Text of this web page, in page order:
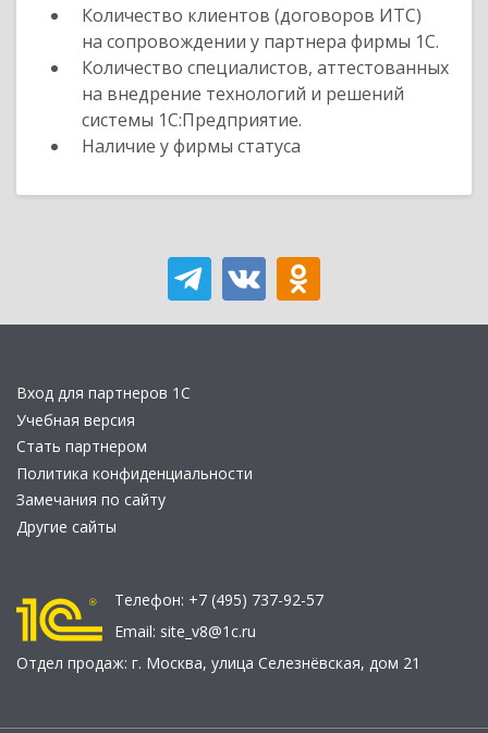
Количество клиентов (договоров ИТС)
на сопровождении у партнера фирмы 1С.
Количество специалистов, аттестованных
на внедрение технологий и решений
системы 1С:Предприятие.
Наличие у фирмы статуса
Вход для партнеров 1С
Учебная версия
Стать партнером
Политика конфиденциальности
Замечания по сайту
Другие сайты
Телефон: +7 (495) 737-92-57
Email: site_v8@1c.ru
Отдел продаж: г. Москва, улица Селезнёвская, дом 21